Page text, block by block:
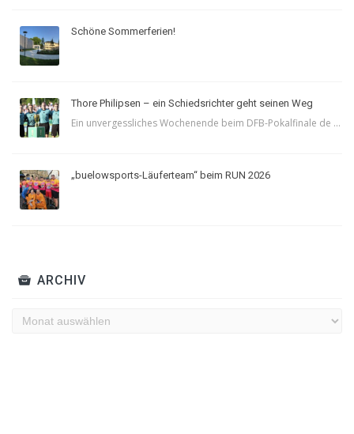
Schöne Sommerferien!
Thore Philipsen – ein Schiedsrichter geht seinen Weg
Ein unvergessliches Wochenende beim DFB-Pokalfinale de ...
„buelowsports-Läuferteam“ beim RUN 2026
ARCHIV
Archiv